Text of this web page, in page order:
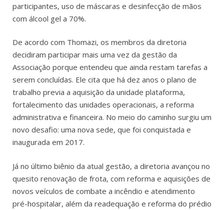
participantes, uso de máscaras e desinfecção de mãos
com álcool gel a 70%.
De acordo com Thomazi, os membros da diretoria
decidiram participar mais uma vez da gestão da
Associação porque entendeu que ainda restam tarefas a
serem concluídas. Ele cita que há dez anos o plano de
trabalho previa a aquisição da unidade plataforma,
fortalecimento das unidades operacionais, a reforma
administrativa e financeira. No meio do caminho surgiu um
novo desafio: uma nova sede, que foi conquistada e
inaugurada em 2017.
Já no último biênio da atual gestão, a diretoria avançou no
quesito renovação de frota, com reforma e aquisições de
novos veículos de combate a incêndio e atendimento
pré-hospitalar, além da readequação e reforma do prédio